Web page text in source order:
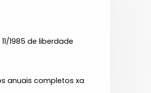
1985 de liberdade
anuais completos xa